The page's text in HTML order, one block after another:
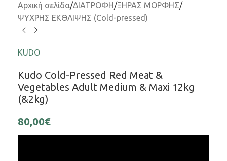
Αρχική σελίδα/ΔΙΑΤΡΟΦΗ/ΞΗΡΑΣ ΜΟΡΦΗΣ/
ΨΥΧΡΗΣ ΕΚΘΛΙΨΗΣ (Cold-pressed)
KUDO
Kudo Cold-Pressed Red Meat &
Vegetables Adult Medium & Maxi 12kg
(&2kg)
80,00€